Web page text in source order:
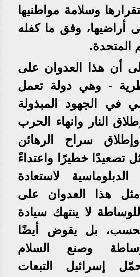
وسلامة مواطنيها
أراضيها، وفق ما كفله
المتحدة.
أن هذا العدوان على
- وهي دولة تعمل
في الجهود المبذولة
النار وانهاء الحرب
سراح الرهائن
تصعيدًا خطيرًا واعتداءً
لاستعادة
هذا العدوان على
لا ينتهك سيادة
بل يقوض أيضًا
وصنع السلام
إسرائيل التبعات